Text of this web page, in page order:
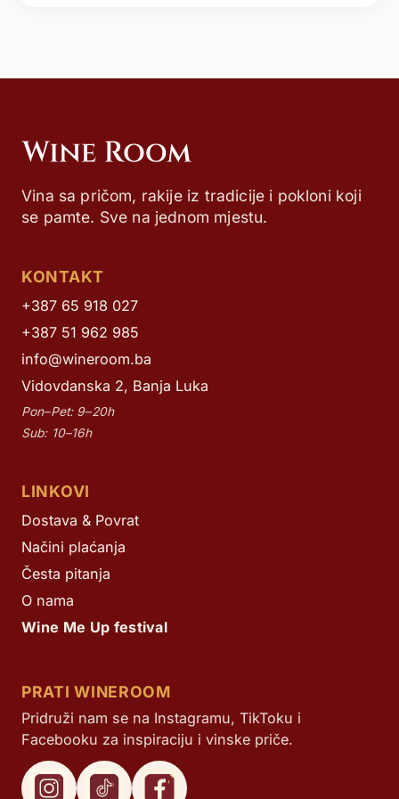
Vina sa pričom, rakije iz tradicije i pokloni koji
se pamte. Sve na jednom mjestu.
KONTAKT
+387 65 918 027
+387 51 962 985
info@wineroom.ba
Vidovdanska 2, Banja Luka
Pon–Pet: 9–20h
Sub: 10–16h
LINKOVI
Dostava & Povrat
Načini plaćanja
Česta pitanja
O nama
Wine Me Up festival
PRATI WINEROOM
Pridruži nam se na Instagramu, TikToku i
Facebooku za inspiraciju i vinske priče.